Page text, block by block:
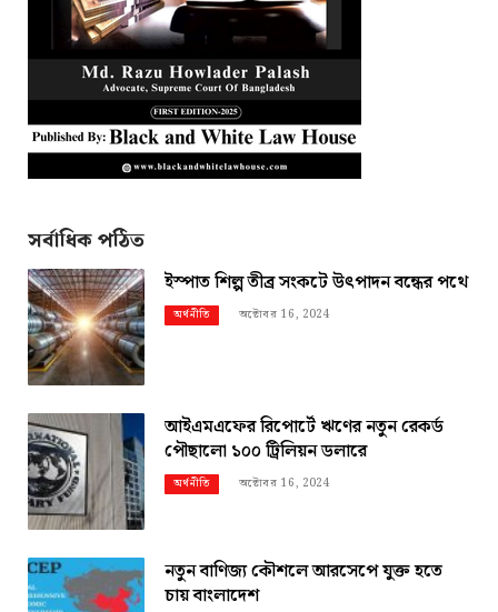
সর্বাধিক পঠিত
ইস্পাত শিল্প তীব্র সংকটে উৎপাদন বন্ধের পথে
অর্থনীতি অক্টোবর 16, 2024
আইএমএফের রিপোর্টে ঋণের নতুন রেকর্ড
পৌছালো ১০০ ট্রিলিয়ন ডলারে
অর্থনীতি অক্টোবর 16, 2024
নতুন বাণিজ্য কৌশলে আরসেপে যুক্ত হতে
চায় বাংলাদেশ